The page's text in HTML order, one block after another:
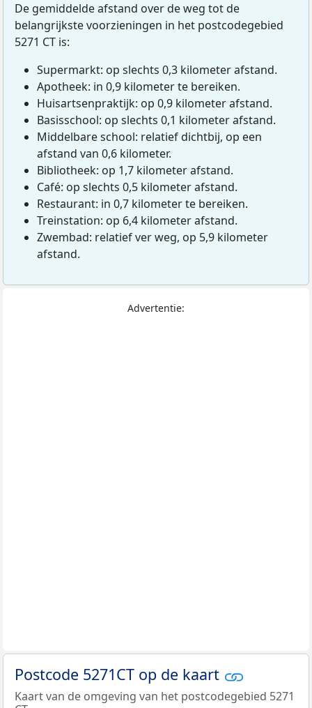
De gemiddelde afstand over de weg tot de
belangrijkste voorzieningen in het postcodegebied
5271 CT is:
Supermarkt: op slechts 0,3 kilometer afstand.
Apotheek: in 0,9 kilometer te bereiken.
Huisartsenpraktijk: op 0,9 kilometer afstand.
Basisschool: op slechts 0,1 kilometer afstand.
Middelbare school: relatief dichtbij, op een
afstand van 0,6 kilometer.
Bibliotheek: op 1,7 kilometer afstand.
Café: op slechts 0,5 kilometer afstand.
Restaurant: in 0,7 kilometer te bereiken.
Treinstation: op 6,4 kilometer afstand.
Zwembad: relatief ver weg, op 5,9 kilometer
afstand.
Advertentie:
Postcode 5271CT op de kaart
Kaart van de omgeving van het postcodegebied 5271